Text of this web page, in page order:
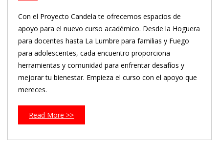
Con el Proyecto Candela te ofrecemos espacios de
apoyo para el nuevo curso académico. Desde la Hoguera
para docentes hasta La Lumbre para familias y Fuego
para adolescentes, cada encuentro proporciona
herramientas y comunidad para enfrentar desafíos y
mejorar tu bienestar. Empieza el curso con el apoyo que
mereces.
Read More >>